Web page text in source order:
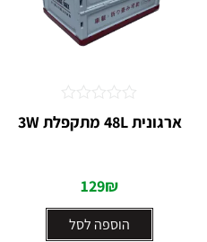
ארגונית 48L מתקפלת 3W
129₪
הוספה לסל
דורג
0